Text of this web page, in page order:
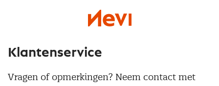
Klantenservice
Vragen of opmerkingen? Neem contact met